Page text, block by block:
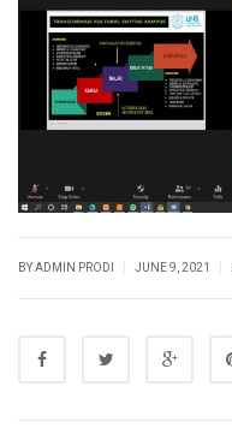
BY ADMIN PRODI JUNE 9, 2021